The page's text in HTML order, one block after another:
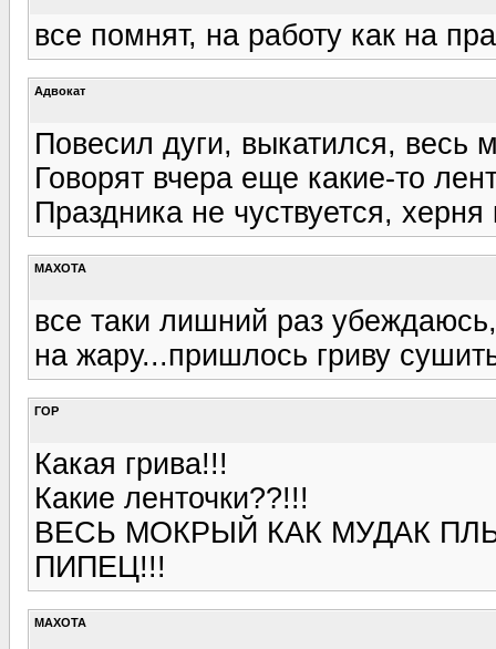
все помнят, на работу как на
Адвокат
Повесил дуги, выкатился, весь
Говорят вчера еще какие-то
Праздника не чуствуется,
MAXOTA
все таки лишний раз
на жару...пришлось гриву
ГОР
Какая грива!!!
Какие ленточки??!!!
ВЕСЬ МОКРЫЙ КАК МУДАК
ПИПЕЦ!!!
MAXOTA